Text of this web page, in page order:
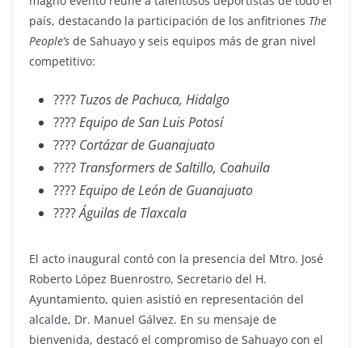
país, destacando la participación de los anfitriones The
People’s de Sahuayo y seis equipos más de gran nivel
competitivo:
???? Tuzos de Pachuca, Hidalgo
????Equipo de San Luis Potosí
???? Cortázar de Guanajuato
???? Transformers de Saltillo, Coahuila
????Equipo de León de Guanajuato
????Águilas de Tlaxcala
El acto inaugural contó con la presencia del Mtro. José
Roberto López Buenrostro, Secretario del H.
Ayuntamiento, quien asistió en representación del
alcalde, Dr. Manuel Gálvez. En su mensaje de
bienvenida, destacó el compromiso de Sahuayo con el